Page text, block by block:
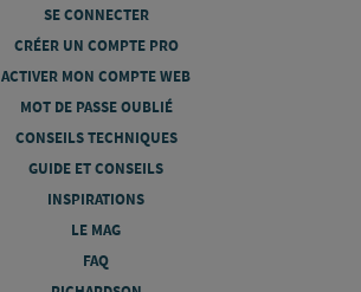
SE CONNECTER
CRÉER UN COMPTE PRO
ACTIVER MON COMPTE WEB
MOT DE PASSE OUBLIÉ
CONSEILS TECHNIQUES
GUIDE ET CONSEILS
INSPIRATIONS
LE MAG
FAQ